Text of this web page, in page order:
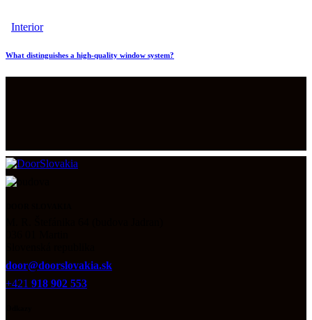
Interior
What distinguishes a high-quality window system?
door@doorslovakia.sk
+421 918 902 553